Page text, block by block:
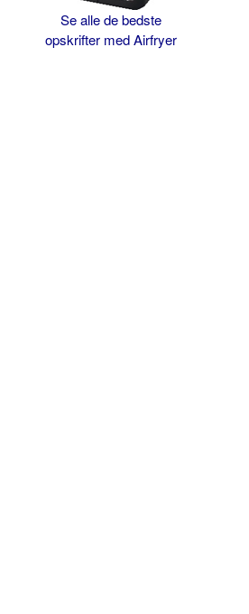
Se alle de bedste
opskrifter med Airfryer